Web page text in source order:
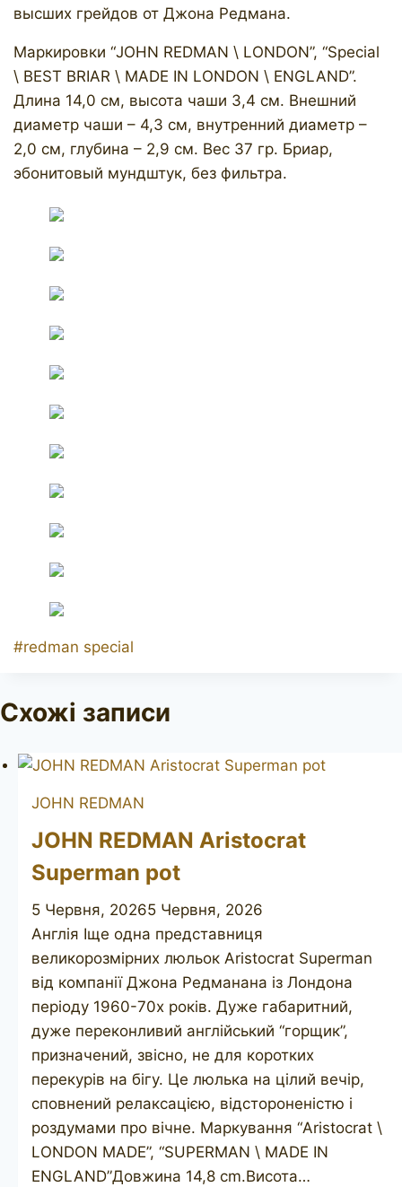
высших грейдов от Джона Редмана.
Маркировки “JOHN REDMAN \ LONDON”, “Special
\ BEST BRIAR \ MADE IN LONDON \ ENGLAND”.
Длина 14,0 см, высота чаши 3,4 см. Внешний
диаметр чаши – 4,3 см, внутренний диаметр –
2,0 см, глубина – 2,9 см. Вес 37 гр. Бриар,
эбонитовый мундштук, без фильтра.
Позначки
#redman special
Схожі записи
JOHN REDMAN
JOHN REDMAN Aristocrat
Superman pot
5 Червня, 20265 Червня, 2026
Англія Іще одна представниця
великорозмірних люльок Aristocrat Superman
від компанії Джона Редманана із Лондона
періоду 1960-70х років. Дуже габаритний,
дуже переконливий англійський “горщик”,
призначений, звісно, не для коротких
перекурів на бігу. Це люлька на цілий вечір,
сповнений релаксацією, відстороненістю і
роздумами про вічне. Маркування “Aristocrat \
LONDON MADE”, “SUPERMAN \ MADE IN
ENGLAND”Довжина 14,8 cm.Висота…